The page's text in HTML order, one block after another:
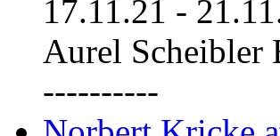
17.11.21 -
Aurel Scheibler
----------